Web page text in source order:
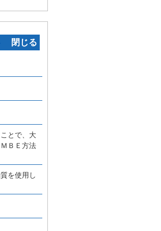
‐ 閉じる
とで、大
ＢＥ方法
を使用し